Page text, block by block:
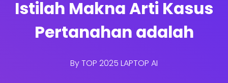
Istilah Makna Arti Kasus
Pertanahan adalah
ByTOP 2025 LAPTOP AI